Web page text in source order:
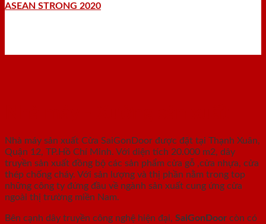
ASEAN STRONG 2020
Nhà máy sản xuất Cửa SaiGonDoor được đặt tại Thạnh Xuân,
Quận 12, TP.Hồ Chí Minh. Với diện tích 20.000 m2, dây
truyền sản xuất đồng bộ các sản phẩm cửa gỗ ,cửa nhựa, cửa
thép chống cháy. Với sản lượng và thị phần nằm trong top
những công ty đứng đầu về ngành sản xuất cung ứng cửa
ngoài thị trường miền Nam.
Bên cạnh dây truyền công nghệ hiện đại, SaiGonDoor còn có